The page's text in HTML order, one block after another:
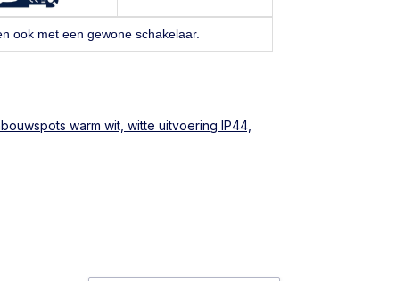
ook met een gewone schakelaar.
warm wit, witte uitvoering IP44,